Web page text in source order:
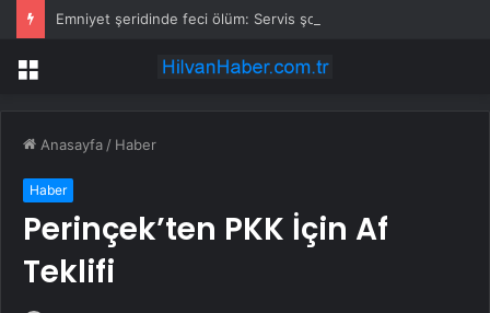
Menü
Anasayfa / Haber
Haber
Perinçek’ten PKK İçin Af
Teklifi